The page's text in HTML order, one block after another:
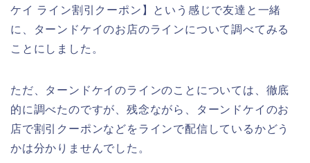
ケイ ライン割引クーポン】という感じで友達と一緒
に、ターンドケイのお店のラインについて調べてみる
ことにしました。
ただ、ターンドケイのラインのことについては、徹底
的に調べたのですが、残念ながら、ターンドケイのお
店で割引クーポンなどをラインで配信しているかどう
かは分かりませんでした。